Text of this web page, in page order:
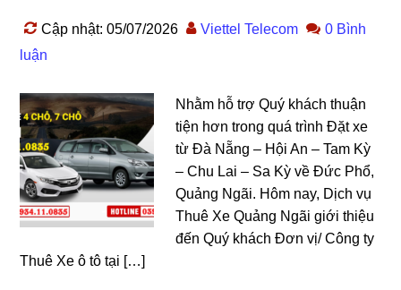
Cập nhật: 05/07/2026 Viettel Telecom
0 Bình
luận
Nhằm hỗ trợ Quý khách thuận
tiện hơn trong quá trình Đặt xe
từ Đà Nẵng – Hội An – Tam Kỳ
– Chu Lai – Sa Kỳ về Đức Phổ,
Quảng Ngãi. Hôm nay, Dịch vụ
Thuê Xe Quảng Ngãi giới thiệu
đến Quý khách Đơn vị/ Công ty
Thuê Xe ô tô tại […]